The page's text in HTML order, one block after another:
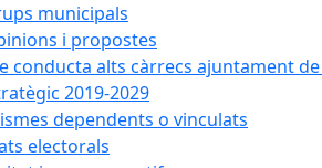
municipals
i propostes
conducta alts càrrecs ajuntament
2019-2029
dependents o vinculats
electorals